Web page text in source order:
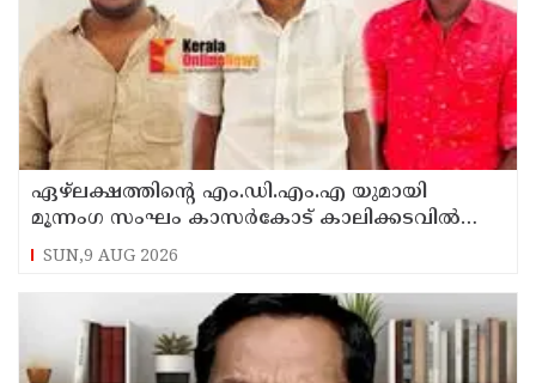
ഏഴ്ലക്ഷത്തിൻ്റെ എം.ഡി.എം.എ യുമായി
മൂന്നംഗ സംഘം കാസർകോട് കാലിക്കടവിൽ
അറസ്റ്റിൽ
SUN,9 AUG 2026